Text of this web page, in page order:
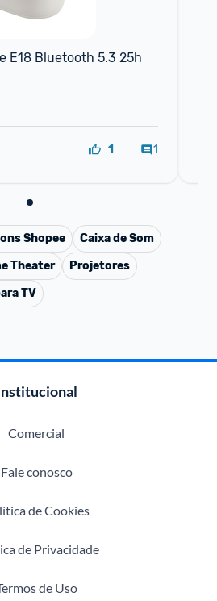
E18 Bluetooth 5.3 25h
1 1
Shopee
Caixa de Som
Theater
Projetores
TV
Comercial
Fale conosco
de Cookies
de Privacidade
de Uso